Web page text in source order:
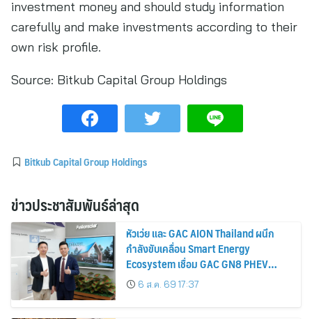
investment money and should study information
carefully and make investments according to their
own risk profile.
Source: Bitkub Capital Group Holdings
Bitkub Capital Group Holdings
ข่าวประชาสัมพันธ์ล่าสุด
หัวเว่ย และ GAC AION Thailand ผนึก
กำลังขับเคลื่อน Smart Energy
Ecosystem เชื่อม GAC GN8 PHEV
รถยนต์ MPV ระดับพรีเมียม เข้ากับ
พลังงานแสงอาทิตย์ภายในบ้าน
6 ส.ค. 69 17:37